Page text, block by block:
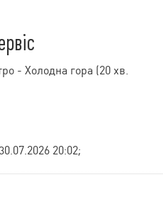
- Холодна гора (20 хв.
20:02;